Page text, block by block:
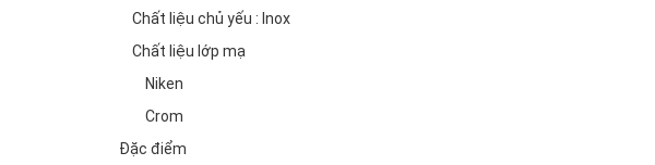
Chất liệu chủ yếu : Inox
Chất liệu lớp mạ
Niken
Crom
Đặc điểm